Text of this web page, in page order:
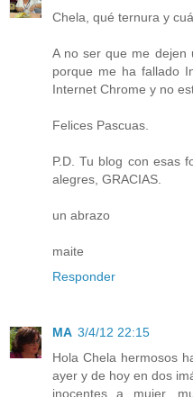
Chela, qué ternura y
A no ser que me dejen
porque me ha fallado
Internet Chrome y no
Felices Pascuas.
P.D. Tu blog con esas
alegres, GRACIAS.
un abrazo
maite
Responder
MA 3/4/12 22:15
Hola Chela hermosos
ayer y de hoy en dos
inocentes a mujer,